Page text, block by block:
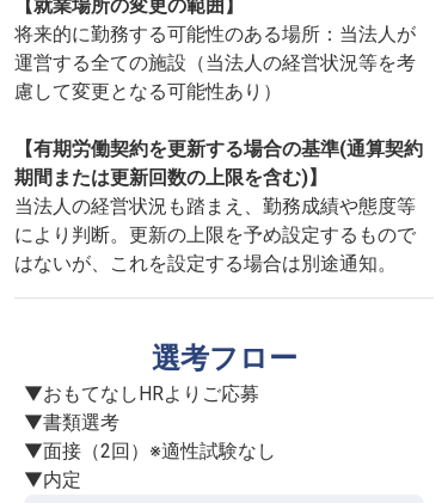
【就業場所の変更の範囲】
将来的に勤務する可能性のある場所：当法人が
運営する全ての施設（当法人の経営状況等を考
慮して変更となる可能性あり）
【有期労働契約を更新する場合の基準(通算契約
期間または更新回数の上限を含む)】
当法人の経営状況も踏まえ、勤務成績や態度等
により判断。更新の上限を予め設定するもので
はないが、これを設定する場合は別途通知。
選考フロー
▼おもてなしHRよりご応募
▼書類選考
▼面接（2回）※適性試験なし
▼内定